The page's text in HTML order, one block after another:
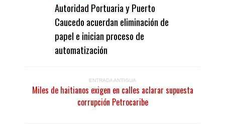
Autoridad Portuaria y Puerto
Caucedo acuerdan eliminación de
papel e inician proceso de
automatización
ENTRADA ANTIGUA
Miles de haitianos exigen en calles aclarar supuesta
corrupción Petrocaribe